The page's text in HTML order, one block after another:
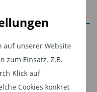
auf unserer Website
zum Einsatz. Z.B.
Klick auf
Cookies konkret
Anleger
bestätigen
Anleger sind